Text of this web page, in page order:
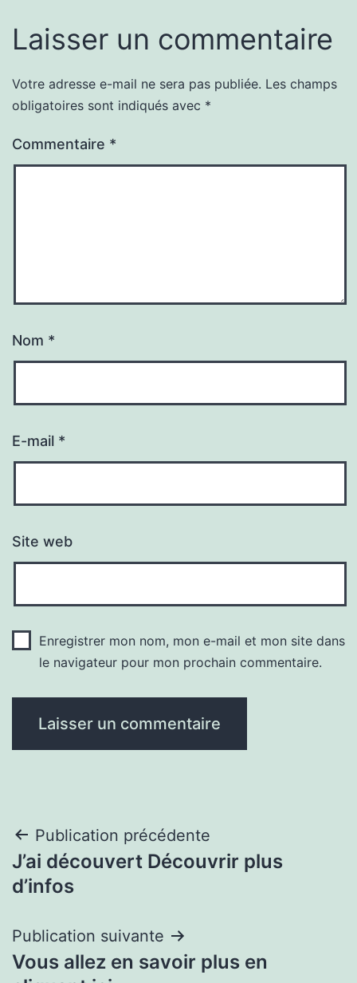
Laisser un commentaire
Votre adresse e-mail ne sera pas publiée. Les champs
obligatoires sont indiqués avec *
Commentaire *
Nom *
E-mail *
Site web
Enregistrer mon nom, mon e-mail et mon site dans
le navigateur pour mon prochain commentaire.
Navigation
de
Publication précédente
J’ai découvert Découvrir plus
d’infos
Publication suivante
Vous allez en savoir plus en